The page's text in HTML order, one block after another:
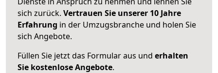
sich zurück. Vertrauen Sie unserer 10 Jahre
Erfahrung in der Umzugsbranche und holen Sie
sich Angebote.
Füllen Sie jetzt das Formular aus und erhalten
Sie kostenlose Angebote.